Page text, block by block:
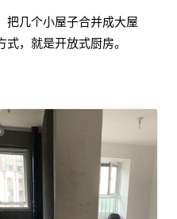
把几个小屋子合并成大屋
，就是开放式厨房。